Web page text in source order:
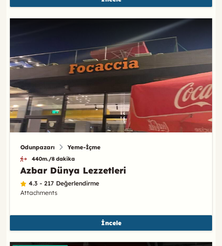
Odunpazarı Yeme-İçme
440m./8 dakika
Azbar Dünya Lezzetleri
4.3 - 217 Değerlendirme
Attachments
İncele